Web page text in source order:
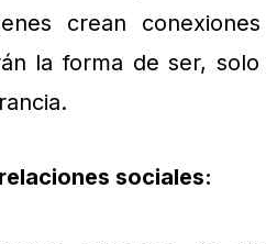
crean
la forma de ser,
sociales: